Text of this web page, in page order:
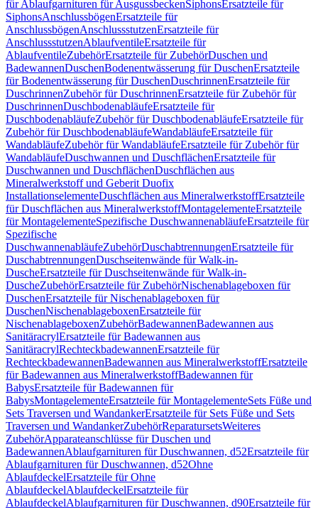
für Ablaufgarnituren für AusgussbeckenSiphonsErsatzteile für
SiphonsAnschlussbögenErsatzteile für
AnschlussbögenAnschlussstutzenErsatzteile für
AnschlussstutzenAblaufventileErsatzteile für
AblaufventileZubehörErsatzteile für ZubehörDuschen und
BadewannenDuschenBodenentwässerung für DuschenErsatzteile
für Bodenentwässerung für DuschenDuschrinnenErsatzteile für
DuschrinnenZubehör für DuschrinnenErsatzteile für Zubehör für
DuschrinnenDuschbodenabläufeErsatzteile für
DuschbodenabläufeZubehör für DuschbodenabläufeErsatzteile für
Zubehör für DuschbodenabläufeWandabläufeErsatzteile für
WandabläufeZubehör für WandabläufeErsatzteile für Zubehör für
WandabläufeDuschwannen und DuschflächenErsatzteile für
Duschwannen und DuschflächenDuschflächen aus
Mineralwerkstoff und Geberit Duofix
InstallationselementeDuschflächen aus MineralwerkstoffErsatzteile
für Duschflächen aus MineralwerkstoffMontagelementeErsatzteile
für MontagelementeSpezifische DuschwannenabläufeErsatzteile für
Spezifische
DuschwannenabläufeZubehörDuschabtrennungenErsatzteile für
DuschabtrennungenDuschseitenwände für Walk-in-
DuscheErsatzteile für Duschseitenwände für Walk-in-
DuscheZubehörErsatzteile für ZubehörNischenablageboxen für
DuschenErsatzteile für Nischenablageboxen für
DuschenNischenablageboxenErsatzteile für
NischenablageboxenZubehörBadewannenBadewannen aus
SanitäracrylErsatzteile für Badewannen aus
SanitäracrylRechteckbadewannenErsatzteile für
RechteckbadewannenBadewannen aus MineralwerkstoffErsatzteile
für Badewannen aus MineralwerkstoffBadewannen für
BabysErsatzteile für Badewannen für
BabysMontagelementeErsatzteile für MontagelementeSets Füße und
Sets Traversen und WandankerErsatzteile für Sets Füße und Sets
Traversen und WandankerZubehörReparatursetsWeiteres
ZubehörApparateanschlüsse für Duschen und
BadewannenAblaufgarnituren für Duschwannen, d52Ersatzteile für
Ablaufgarnituren für Duschwannen, d52Ohne
AblaufdeckelErsatzteile für Ohne
AblaufdeckelAblaufdeckelErsatzteile für
AblaufdeckelAblaufgarnituren für Duschwannen, d90Ersatzteile für